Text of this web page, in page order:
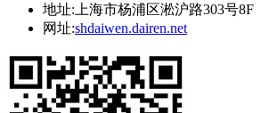
地址: 上海市杨浦区淞沪路303号8F
网址:shdaiwen.dairen.net